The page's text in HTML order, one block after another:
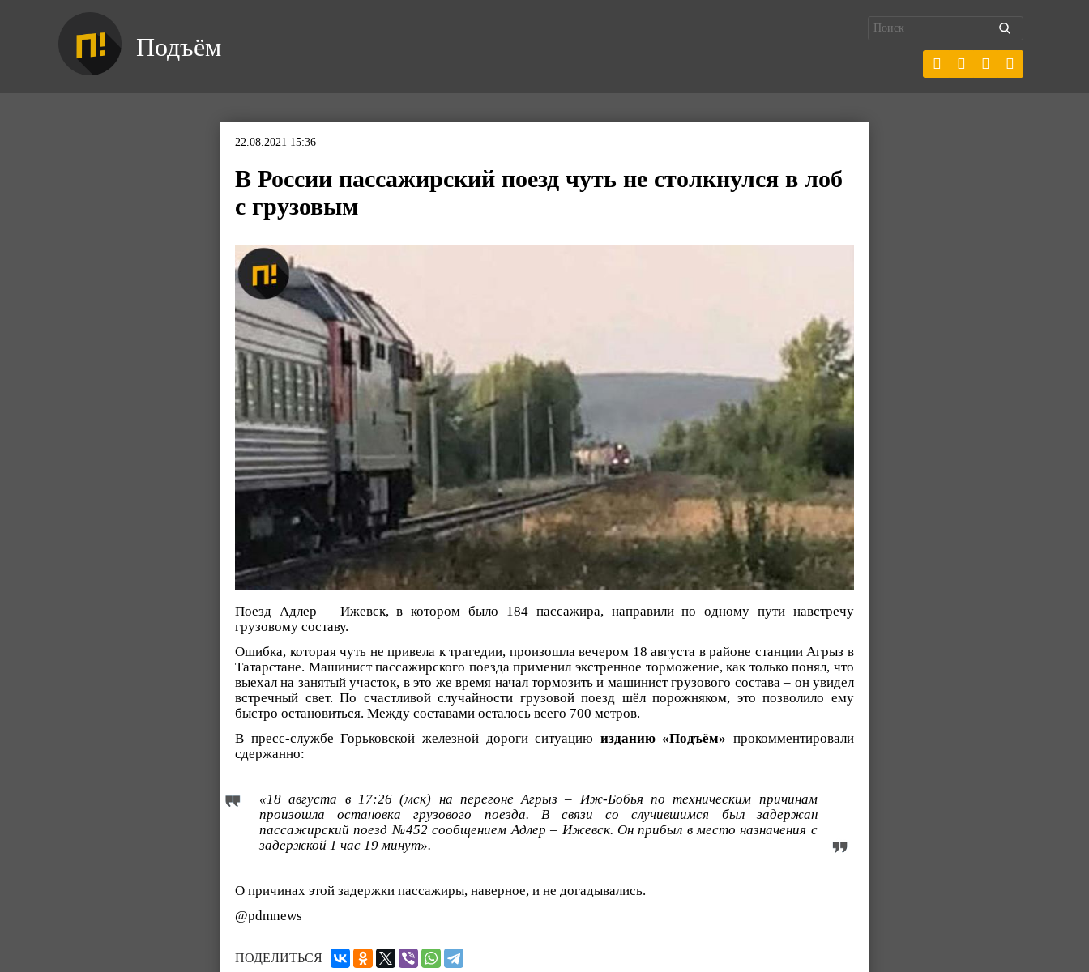
Подъём
22.08.2021 15:36
В России пассажирский поезд чуть не столкнулся в лоб
с грузовым
Поезд Адлер – Ижевск, в котором было 184 пассажира, направили по одному пути навстречу
грузовому составу.
Ошибка, которая чуть не привела к трагедии, произошла вечером 18 августа в районе станции Агрыз в
Татарстане. Машинист пассажирского поезда применил экстренное торможение, как только понял, что
выехал на занятый участок, в это же время начал тормозить и машинист грузового состава – он увидел
встречный свет. По счастливой случайности грузовой поезд шёл порожняком, это позволило ему
быстро остановиться. Между составами осталось всего 700 метров.
В пресс-службе Горьковской железной дороги ситуацию изданию «Подъём» прокомментировали
сдержанно:
«18 августа в 17:26 (мск) на перегоне Агрыз – Иж-Бобья по техническим причинам
произошла остановка грузового поезда. В связи со случившимся был задержан
пассажирский поезд №452 сообщением Адлер – Ижевск. Он прибыл в место назначения с
задержкой 1 час 19 минут».
О причинах этой задержки пассажиры, наверное, и не догадывались.
@pdmnews
ПОДЕЛИТЬСЯ